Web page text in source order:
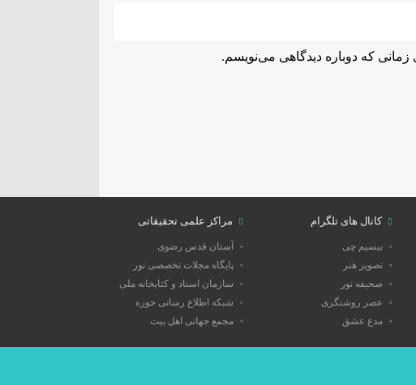
که دوباره دیدگاهی می‌نویسم.
کانال های تلگرام
بیسیم چی
تصویر هنر
صحیفه نور
عصر روشنگری
مدع عشق
مراکز علمی تحقیقاتی
آستان قدس رضوی
پایگاه مجلات تخصصی نور
سازمان اسناد و کتابخانه ملی
شبکه اطلاع رسانی حوزه
مجمع جهانی اهل بیت